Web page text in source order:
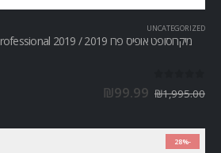
UNCATEGORIZED
₪1,995.00
₪99.99
-28%